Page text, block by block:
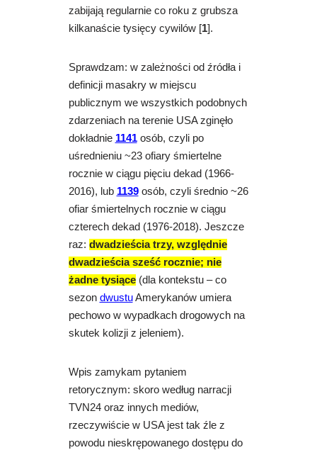
zabijają regularnie co roku z grubsza
kilkanaście tysięcy cywilów [1].
Sprawdzam: w zależności od źródła i
definicji masakry w miejscu
publicznym we wszystkich podobnych
zdarzeniach na terenie USA zginęło
dokładnie 1141 osób, czyli po
uśrednieniu ~23 ofiary śmiertelne
rocznie w ciągu pięciu dekad (1966-
2016), lub 1139 osób, czyli średnio ~26
ofiar śmiertelnych rocznie w ciągu
czterech dekad (1976-2018). Jeszcze
raz: dwadzieścia trzy, względnie
dwadzieścia sześć rocznie; nie
żadne tysiące(dla kontekstu – co
sezon dwustu Amerykanów umiera
pechowo w wypadkach drogowych na
skutek kolizji z jeleniem).
Wpis zamykam pytaniem
retorycznym: skoro według narracji
TVN24 oraz innych mediów,
rzeczywiście w USA jest tak źle z
powodu nieskrępowanego dostępu do